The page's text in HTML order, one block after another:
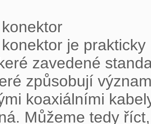
je
zavedené
způsobují
koaxiálními
Můžeme tedy